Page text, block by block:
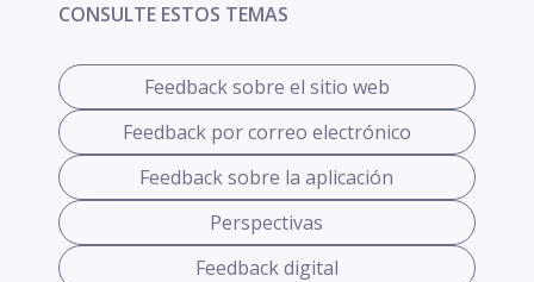
CONSULTE ESTOS TEMAS
Feedback sobre el sitio web
Feedback por correo electrónico
Feedback sobre la aplicación
Perspectivas
Feedback digital